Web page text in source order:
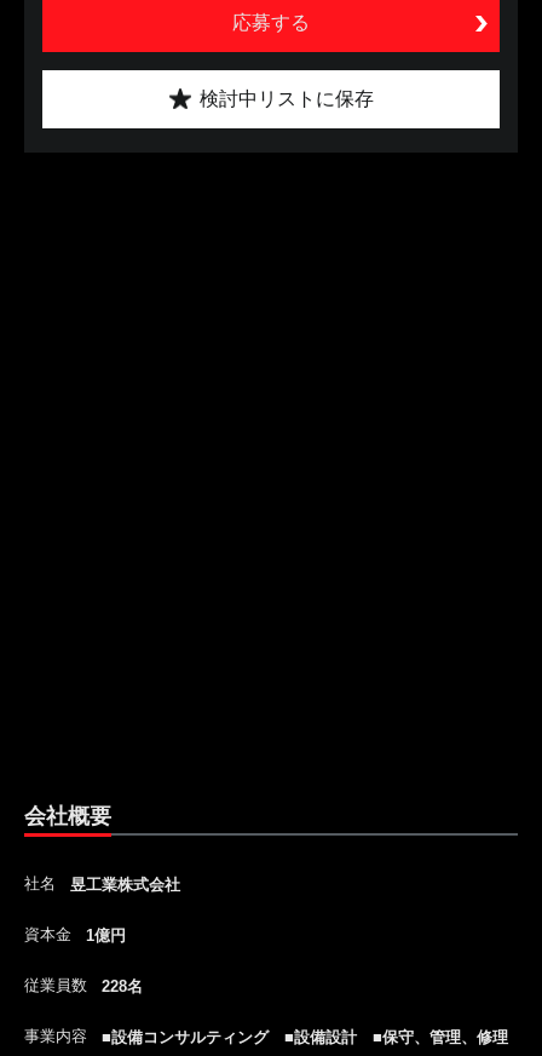
応募する
検討中リストに保存
会社概要
社名 昱工業株式会社
資本金 1億円
従業員数 228名
事業内容 ■設備コンサルティング ■設備設計 ■保守、管理、修理